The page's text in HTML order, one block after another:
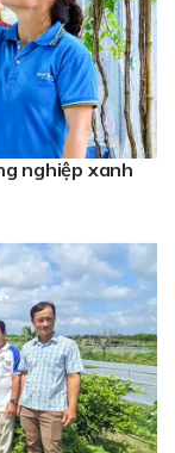
nghiệp xanh